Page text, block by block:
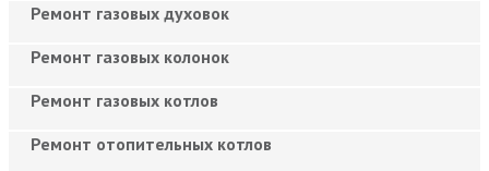
Ремонт газовых духовок
Ремонт газовых колонок
Ремонт газовых котлов
Ремонт отопительных котлов